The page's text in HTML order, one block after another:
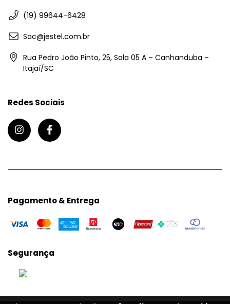
(19) 99644-6428
Sac@jestel.com.br
Rua Pedro João Pinto, 25, Sala 05 A – Canhanduba –
Itajaí/SC
Redes Sociais
Pagamento & Entrega
Segurança